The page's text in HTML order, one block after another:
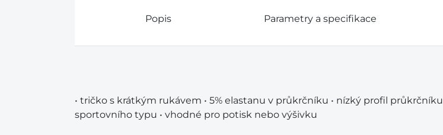
Popis Parametry a specifikace
• tričko s krátkým rukávem • 5% elastanu v průkrčníku • nízký profil průkrčníku
sportovního typu • vhodné pro potisk nebo výšivku